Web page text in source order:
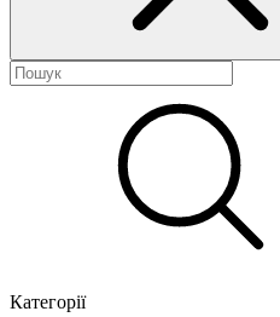
Категорії